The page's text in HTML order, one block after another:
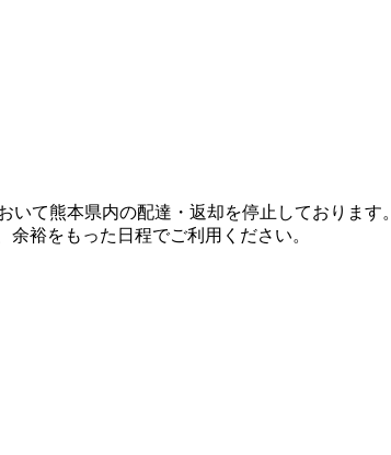
て熊本県内の配達・返却を停止しております。
裕をもった日程でご利用ください。